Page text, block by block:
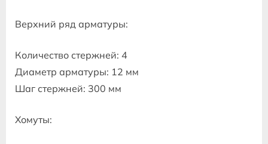
Верхний ряд арматуры:
Количество стержней: 4
Диаметр арматуры: 12 мм
Шаг стержней: 300 мм
Хомуты: